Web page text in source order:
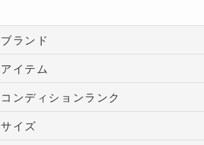
ブランド
アイテム
コンディションランク
サイズ